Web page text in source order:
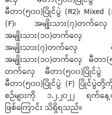
မီတာ(၅၀၀)ပြိုင်ပွဲ (R2)၊
(F)၊ အမျိုးသား(၇)တက်လှ
အမျိုးသား(၁၀)တက်လှေ
အမျိုးသား(၇)တက်လှေ မီ
အမျိုးသား(၁၀)တက်လှေ မီတာ(၅
တက်လှေ မီတာ(၅၀၀)ပြိုင်ပွဲ
မီတာ(၅၀၀)ပြိုင်ပွဲ (F) ပြိုင်ပွဲတို့
စဉ်များကို ၁.၂.၂၀၂၂ ရ
ဖြစ်ကြောင်း သိရှိရသည်။